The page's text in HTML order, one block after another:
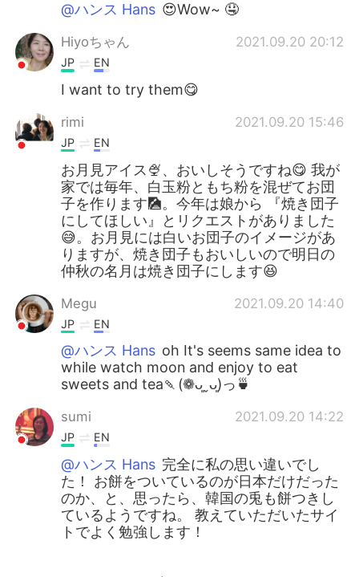
@ハンス Hans 😍Wow~ 🤤
Hiyoちゃん 2021.09.20 20:12
JP EN
I want to try them😋
rimi 2021.09.20 15:46
JP EN
お月見アイス🍨、おいしそうですね😋 我が
家では毎年、白玉粉ともち粉を混ぜてお団
子を作ります🎑。今年は娘から 『焼き団子
にしてほしい』とリクエストがありました
😅。お月見には白いお団子のイメージがあ
りますが、焼き団子もおいしいので明日の
仲秋の名月は焼き団子にします😆
Megu 2021.09.20 14:40
JP EN
@ハンス Hans oh It's seems same idea to
while watch moon and enjoy to eat
sweets and tea🍡(❁ᴗ͈ˬᴗ͈)っ🍵
sumi 2021.09.20 14:22
JP EN
@ハンス Hans 完全に私の思い違いでし
た！ お餅をついているのが日本だけだった
のか、と、思ったら、韓国の兎も餅つきし
ているようですね。 教えていただいたサイ
トでよく勉強します！